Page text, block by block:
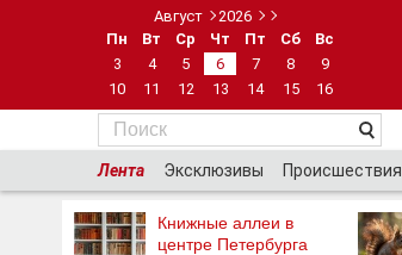
Август
2026
Пн
Вт Ср Чт Пт Сб
Вс
3
4 5 6 7 8
9
10
11 12 13 14 15 16
Лента Эксклюзивы Происшествия
Книжные аллеи в
центре Петербурга